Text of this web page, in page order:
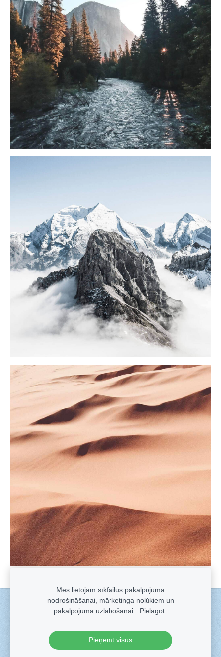
Sīkdatnes
Veidots arSadarbe- labo mājas lapu ģeneratoru.
Mēs lietojam sīkfailus pakalpojuma
nodrošināšanai, mārketinga nolūkiem un
pakalpojuma uzlabošanai.
Pielāgot
Pieņemt visus